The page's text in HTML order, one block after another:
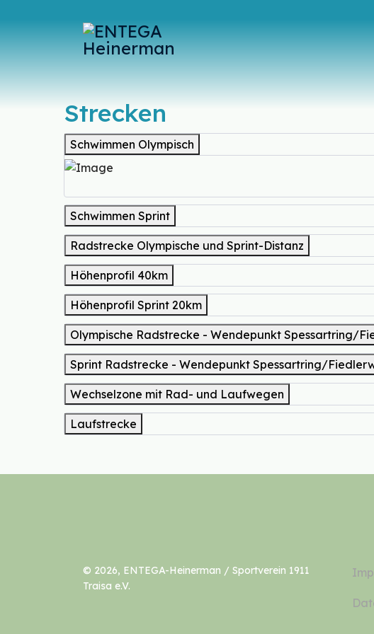
Strecken
Schwimmen Olympisch
Schwimmen Sprint
Radstrecke Olympische und Sprint-Distanz
Höhenprofil 40km
Höhenprofil Sprint 20km
Olympische Radstrecke - Wendepunkt
Sprint Radstrecke - Wendepunkt Spessartring/
Wechselzone mit Rad- und Laufwegen
Laufstrecke
© 2026, ENTEGA-Heinerman / Sportverein 1911
Traisa e.V.